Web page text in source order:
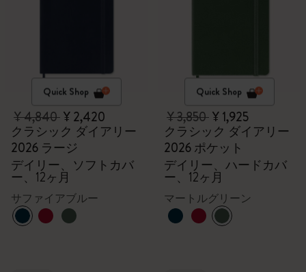
Quick Shop
¥ 4,840¥ 2,420
クラシック ダイアリー
2026 ラージ
デイリー、ソフトカバ
ー、12ヶ月
サファイアブルー
Quick Shop
¥ 3,850¥ 1,925
クラシック ダイアリー
2026 ポケット
デイリー、ハードカバ
ー、12ヶ月
マートルグリーン